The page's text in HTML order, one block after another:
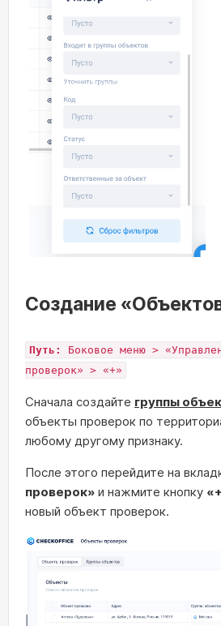
Создание
Путь: Боковое меню >
проверок» > «+»
Сначала создайте группы
объекты проверок по
любому другому признаку.
После этого перейдите на
проверок» и нажмите кнопку
новый объект проверок.